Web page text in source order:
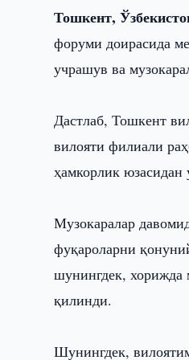
Тошкент,
форуми доирасида
учрашув ва
Дастлаб, Тошкент
вилояти филиали
ҳамкорлик юзасидан
Музокаралар
фуқароларни
шунингдек, хорижда
қилинди.
Шунингдек,